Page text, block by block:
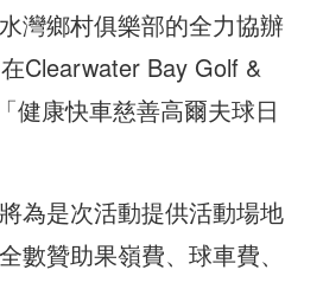
灣鄉村俱樂部的全力協辦
Clearwater Bay Golf &
健康快車慈善高爾夫球日
為是次活動提供活動場地
數贊助果嶺費、球車費、